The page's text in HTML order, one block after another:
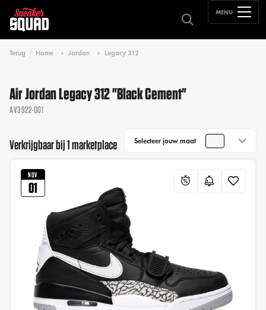
MENU
Terug Home Jordan Legacy 312
Air Jordan Legacy 312 "Black Cement"
AV3922-001
Verkrijgbaar bij 1 marketplace Selecteer jouw maat
NOV
01